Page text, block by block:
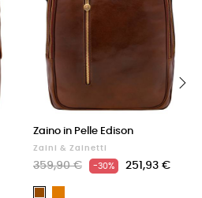
Zaino in Pelle Edison
Zaini & Zainetti
359,90 € -30% 251,93 €